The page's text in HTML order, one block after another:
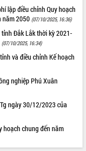
lập điều chỉnh Quy hoạch
năm 2050 (07/10/2025, 16:36)
Đắk Lắk thời kỳ 2021-
(07/10/2025, 16:34)
và điều chỉnh Kế hoạch
nghiệp Phú Xuân
ngày 30/12/2023 của
hoạch chung đến năm